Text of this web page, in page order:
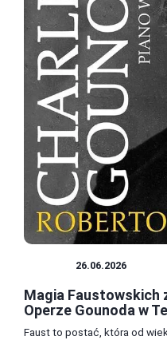
26.06.2026
Magia Faustowskich
Operze Gounoda w
Faust to postać, która od